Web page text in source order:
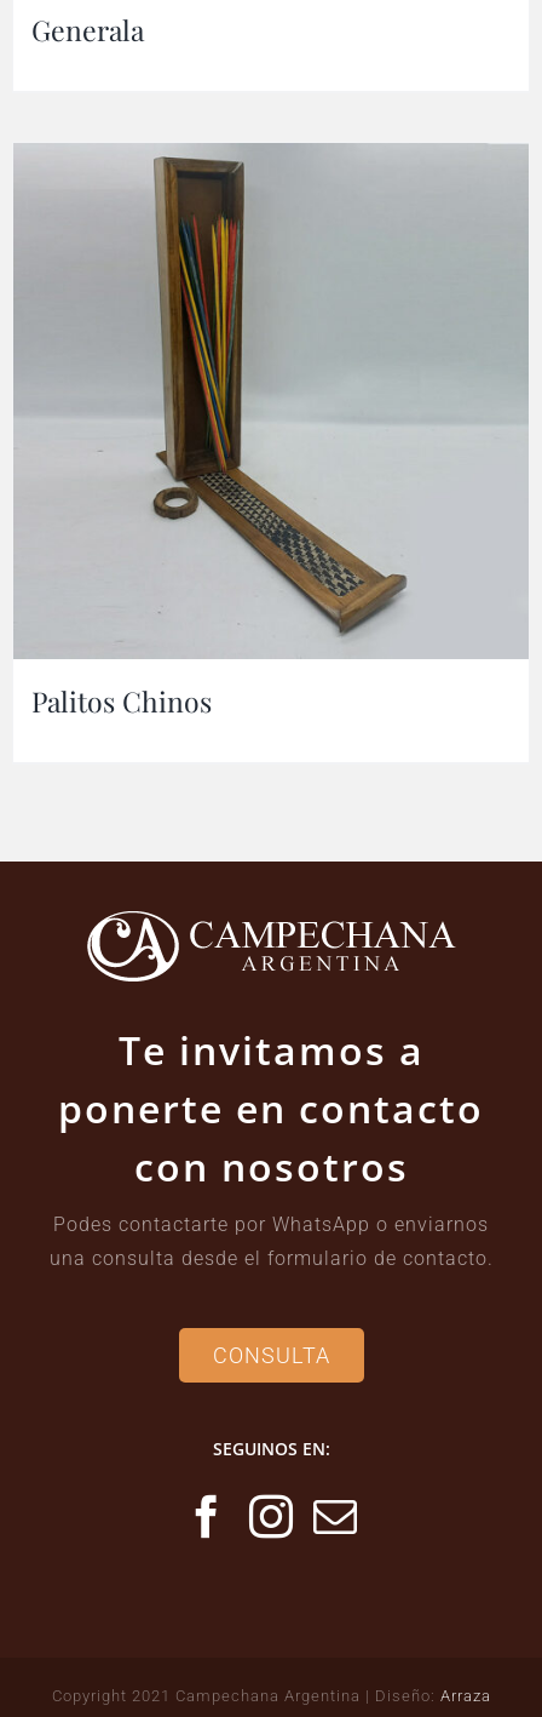
Generala
Palitos Chinos
Te invitamos a
ponerte en contacto
con nosotros
Podes contactarte por WhatsApp o enviarnos
una consulta desde el formulario de contacto.
CONSULTA
SEGUINOS EN:
Copyright 2021 Campechana Argentina | Diseño: Arraza